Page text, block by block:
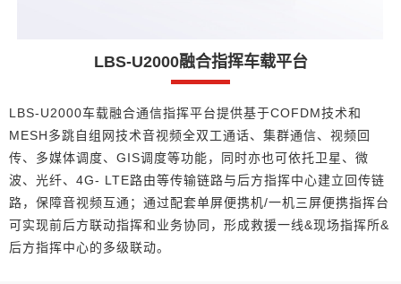
LBS-U2000融合指挥车载平台
LBS-U2000车载融合通信指挥平台提供基于COFDM技术和
MESH多跳自组网技术音视频全双工通话、集群通信、视频回
传、多媒体调度、GIS调度等功能，同时亦也可依托卫星、微
波、光纤、4G- LTE路由等传输链路与后方指挥中心建立回传链
路，保障音视频互通；通过配套单屏便携机/一机三屏便携指挥台
可实现前后方联动指挥和业务协同，形成救援一线&现场指挥所&
后方指挥中心的多级联动。